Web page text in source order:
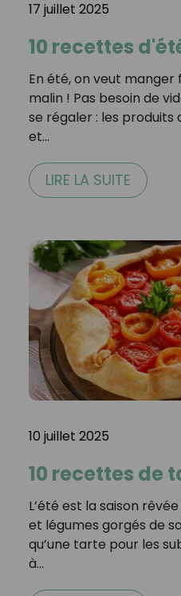
17 juillet 2025
10 recettes
En été, on veut manger
malin ! Pas besoin de
se régaler : les produits
et…
LIRE LA SUITE
10 juillet 2025
10 recettes de
L’été est la saison
et légumes gorgés de
qu’une tarte pour les
à…